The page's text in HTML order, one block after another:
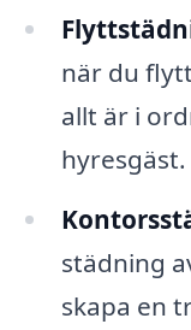
när du
allt är i
hyresgäst.
städning
skapa en